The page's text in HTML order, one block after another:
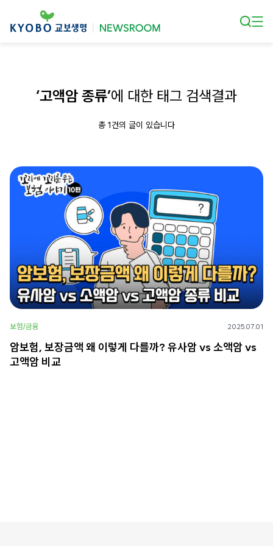
‘고액암 종류’에 대한 태그 검색결과
총 1건의 글이 있습니다
보험/금융 2025.07.01
암보험, 보장금액 왜 이렇게 다를까? 유사암 vs 소액암 vs
고액암 비교